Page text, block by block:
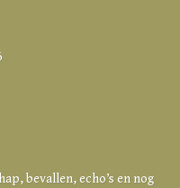
bevallen, echo’s en nog